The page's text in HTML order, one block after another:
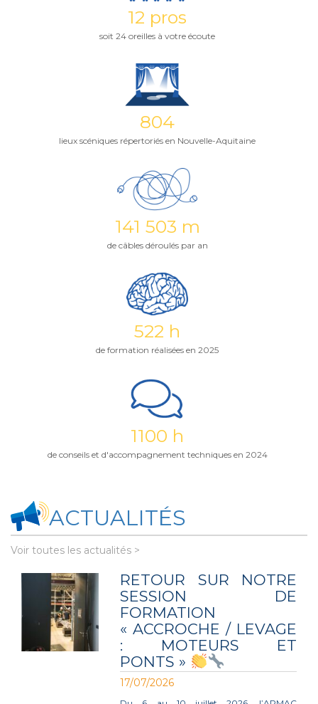
12 pros
soit 24 oreilles à votre écoute
804
lieux scéniques répertoriés en Nouvelle-Aquitaine
141 503 m
de câbles déroulés par an
522 h
de formation réalisées en 2025
1100 h
de conseils et d'accompagnement techniques en 2024
ACTUALITÉS
Voir toutes les actualités >
RETOUR SUR NOTRE
SESSION DE
FORMATION
« ACCROCHE / LEVAGE
: MOTEURS ET
PONTS »
17/07/2026